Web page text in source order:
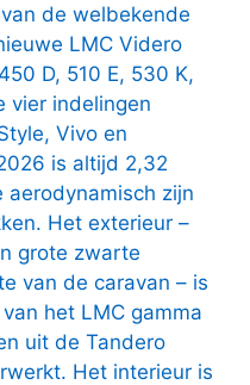
de welbekende
LMC Videro
D, 510 E, 530 K,
vier indelingen
Vivo en
is altijd 2,32
zijn
Het exterieur –
grote zwarte
van de caravan – is
het LMC gamma
uit de Tandero
Het interieur is